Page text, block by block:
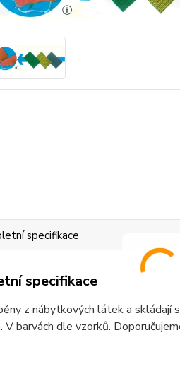
specifikace
specifikace
z nábytkových látek a skládají
V barvách dle vzorků.